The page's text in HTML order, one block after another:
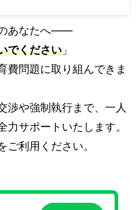
あなたへ――
でください 」
費問題に取り組んできま
渉や強制執行まで、一人
サポートいたします。
ご利用ください。